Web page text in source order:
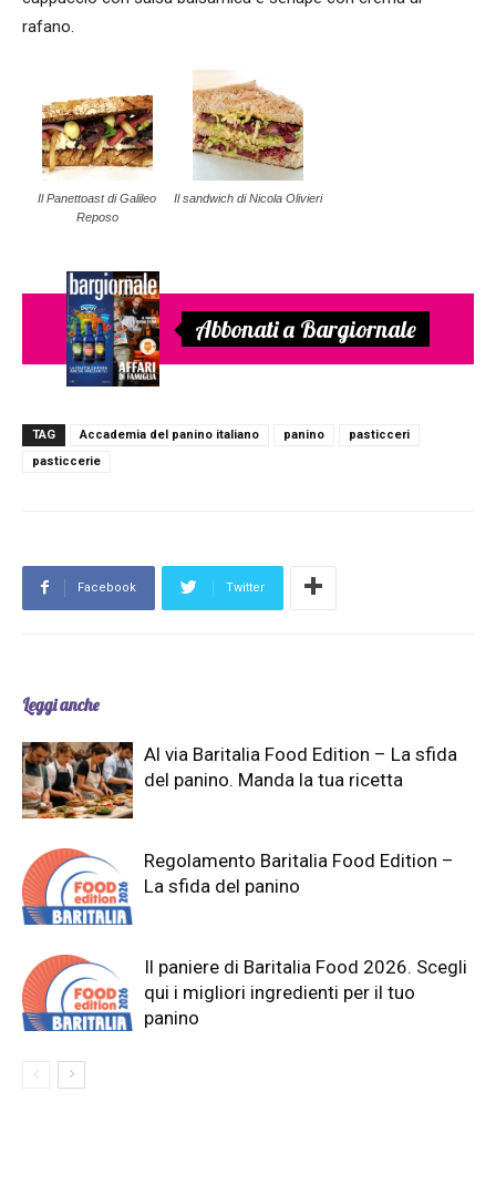
rafano.
Il Panettoast di Galileo
Reposo
Il sandwich di Nicola Olivieri
Abbonati a Bargiornale
TAG Accademia del panino italiano panino
pasticceri
pasticcerie
Facebook Twitter
Leggi anche
Al via Baritalia Food Edition – La sfida
del panino. Manda la tua ricetta
Regolamento Baritalia Food Edition –
La sfida del panino
Il paniere di Baritalia Food 2026. Scegli
qui i migliori ingredienti per il tuo
panino